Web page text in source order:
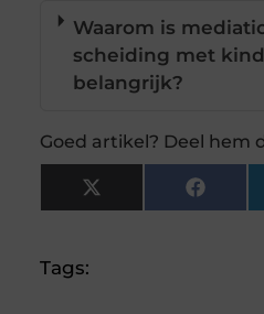
Waarom is
scheiding met
belangrijk?
Goed artikel? Deel hem
X
(Twitter)
Tags: